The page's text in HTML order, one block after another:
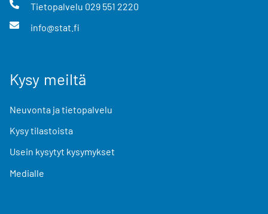
Tietopalvelu 029 551 2220
info@stat.fi
Kysy meiltä
Neuvonta ja tietopalvelu
Kysy tilastoista
Usein kysytyt kysymykset
Medialle